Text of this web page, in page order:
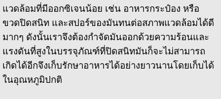
แวดล้อมที่มีออกซิเจนน้อย เช่น อาหารกระป๋อง หรือ
ขวดปิดสนิท และสปอร์ของมันทนต่อสภาพแวดล้อมได้ดี
มากๆ ดังนั้นเราจึงต้องกำจัดมันออกด้วยความร้อนและ
แรงดันที่สูงในบรรจุภัณฑ์ที่ปิดสนิทมันก็จะไม่สามารถ
เกิดได้อีกจึงเก็บรักษาอาหารได้อย่างยาวนานโดยเก็บได้
ในอุณหภูมิปกติ